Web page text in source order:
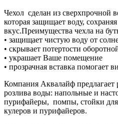
Чехол сделан из сверхпрочной
которая защищает воду,
вкус.Преимущества чехла на
• защищает чистую воду от
• скрывает потертости
• украшает Ваше помещение
• прозрачная вставка помогает
Компания Аквалайф предлагает
розлива воды: напольные и
пурифайеры, помпы, стойки для
кулеров и пурифайеров.